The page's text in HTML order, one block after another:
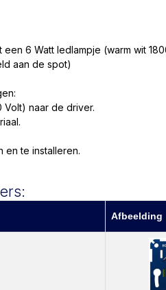
een 6 Watt ledlampje (warm wit
aan de spot)
Volt) naar de driver.
en te installeren.
Afbeelding